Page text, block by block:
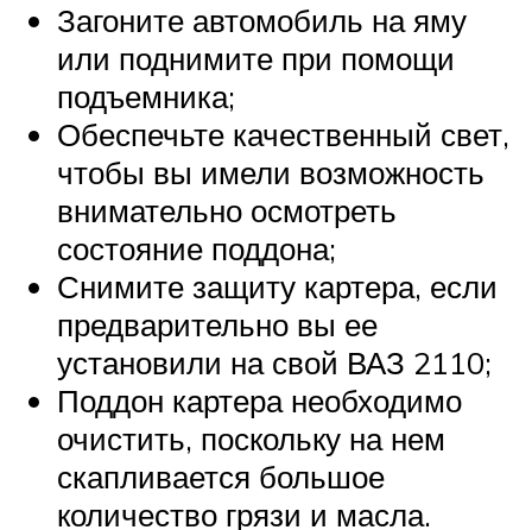
Загоните автомобиль на яму
или поднимите при помощи
подъемника;
Обеспечьте качественный свет,
чтобы вы имели возможность
внимательно осмотреть
состояние поддона;
Снимите защиту картера, если
предварительно вы ее
установили на свой ВАЗ 2110;
Поддон картера необходимо
очистить, поскольку на нем
скапливается большое
количество грязи и масла.